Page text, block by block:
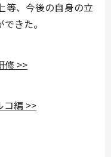
等、今後の自身の立
きた。
修 >>
コ編 >>